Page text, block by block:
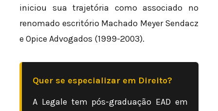
iniciou sua trajetória como associado no
renomado escritório Machado Meyer Sendacz
e Opice Advogados (1999-2003).
Quer se especializar em Direito?
A Legale tem pós-graduação EAD em